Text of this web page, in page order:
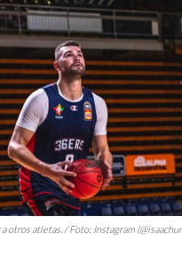
otros atletas. / Foto: Instagram